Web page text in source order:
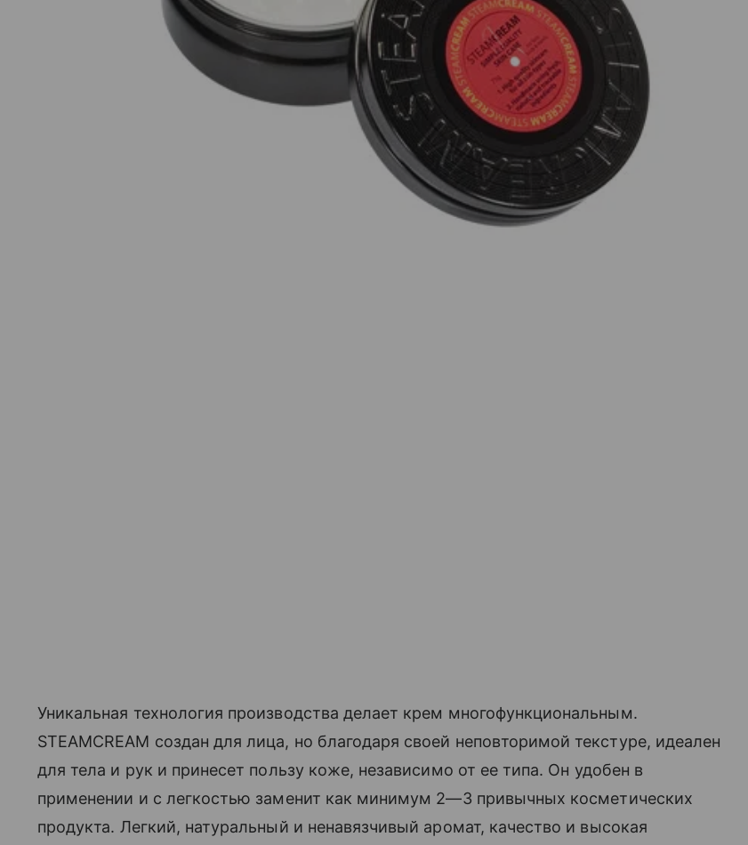
Уникальная технология производства делает крем многофункциональным.
STEAMCREAM создан для лица, но благодаря своей неповторимой текстуре, идеален
для тела и рук и принесет пользу коже, независимо от ее типа. Он удобен в
применении и с легкостью заменит как минимум 2—3 привычных косметических
продукта. Легкий, натуральный и ненавязчивый аромат, качество и высокая